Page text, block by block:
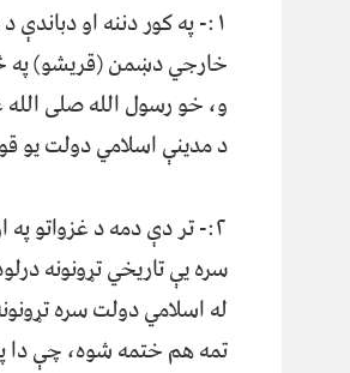
۱:- په کور دننه او
خارجي دښمن (قریشو) په
و، خو رسول الله صلی
د مدینې اسلامي دولت یو
۲:- تر دې دمه د غزواتو
سره یې تاریخي تړونونه
له اسلامي دولت سره
تمه هم ختمه شوه، چې دا